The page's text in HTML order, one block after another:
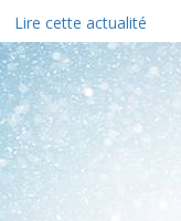
Lire cette actualité